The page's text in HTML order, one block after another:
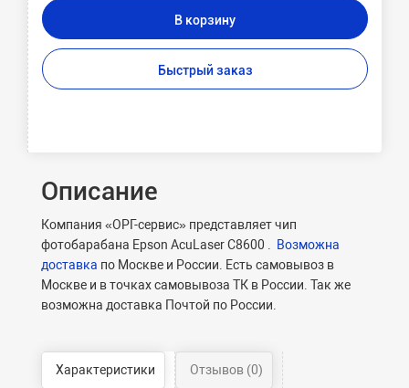
В корзину
Быстрый заказ
Описание
Компания «ОРГ-сервис» представляет чип
фотобарабана Epson AcuLaser C8600 . Возможна
доставка по Москве и России. Есть самовывоз в
Москве и в точках самовывоза ТК в России. Так же
возможна доставка Почтой по России.
Характеристики Отзывов (0)